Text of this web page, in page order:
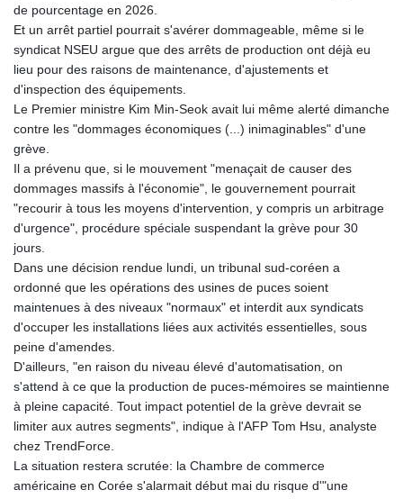
PEN 3.901993
PGK 5.100167
PHP 70.186213
PLN 4.301477
PYG 6866.570722
RON 5.253604
RSD 117.32364
RUB 95.632926
RWF 1695.78791
SBD 9.29642
SCR 16.957784
SDG 691.902092
SEK 10.960211
SLE 28.354688
SOS 659.750917
SRD 43.630106
STD 23848.391029
SVC 10.10031
SZL 18.813304
de pourcentage en 2026.
Et un arrêt partiel pourrait s'avérer dommageable, même si le
syndicat NSEU argue que des arrêts de production ont déjà eu
lieu pour des raisons de maintenance, d'ajustements et
d'inspection des équipements.
Le Premier ministre Kim Min-Seok avait lui même alerté dimanche
contre les "dommages économiques (...) inimaginables" d'une
grève.
Il a prévenu que, si le mouvement "menaçait de causer des
dommages massifs à l'économie", le gouvernement pourrait
"recourir à tous les moyens d'intervention, y compris un arbitrage
d'urgence", procédure spéciale suspendant la grève pour 30
jours.
Dans une décision rendue lundi, un tribunal sud-coréen a
ordonné que les opérations des usines de puces soient
maintenues à des niveaux "normaux" et interdit aux syndicats
d'occuper les installations liées aux activités essentielles, sous
peine d'amendes.
D'ailleurs, "en raison du niveau élevé d'automatisation, on
s'attend à ce que la production de puces-mémoires se maintienne
à pleine capacité. Tout impact potentiel de la grève devrait se
limiter aux autres segments", indique à l'AFP Tom Hsu, analyste
chez TrendForce.
La situation restera scrutée: la Chambre de commerce
américaine en Corée s'alarmait début mai du risque d'"une